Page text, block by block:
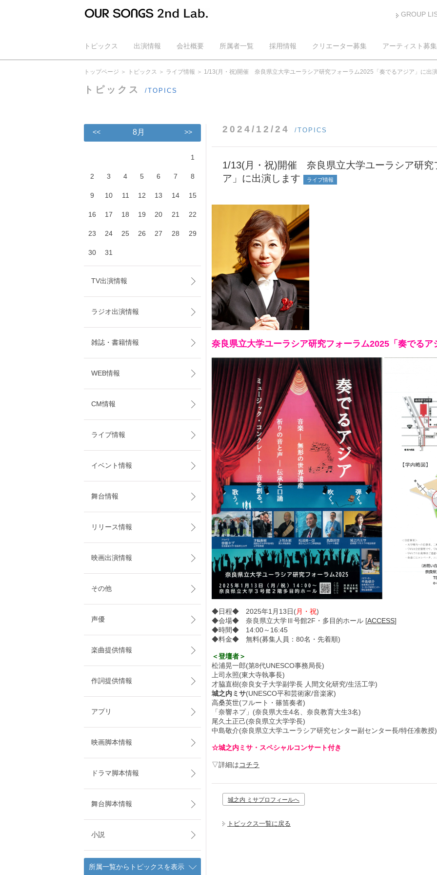
GROUP
トピックス 出演情報 会社概要 所属者一覧 採用情報 クリエーター募集
アーティスト募集
公式YouTube
トップページ トピックス ライブ情報 1/13(月・祝)開催 奈良県立大学ユーラシア研究フォーラム2025「奏でるアジア」に出
トピックス /TOPICS
2024/12/24 /TOPICS
1/13(月・祝)開催 奈良県立大学ユーラシア研究
ア」に出演します
ライブ情報
奈良県立大学ユーラシア研究フォーラム2025「奏でるア
◆日程◆ 2025年1月13日(月・祝)
◆会場◆ 奈良県立大学Ⅲ号館2F・多目的ホール [ACCESS]
◆時間◆ 14:00～16:45
◆料金◆ 無料(募集人員：80名・先着順)
＜登壇者＞
松浦晃一郎(第8代UNESCO事務局長)
上司永照(東大寺執事長)
才脇直樹(奈良女子大学副学長 人間文化研究/生活工学)
城之内ミサ(UNESCO平和芸術家/音楽家)
高桑英世(フルート・篠笛奏者)
「奈響ネプ」(奈良県大生4名、奈良教育大生3名)
尾久土正己(奈良県立大学学長)
中島敬介(奈良県立大学ユーラシア研究センター副センター長/特任准教授)
☆城之内ミサ・スペシャルコンサート付き
▽詳細はコチラ
城之内 ミサプロフィールへ
トピックス一覧に戻る
<< 8月 >>
1
2 3 4 5 6 7 8
9 10 11 12 13 14 15
16 17 18 19 20 21 22
23 24 25 26 27 28 29
30 31
TV出演情報
ラジオ出演情報
雑誌・書籍情報
WEB情報
CM情報
ライブ情報
イベント情報
舞台情報
リリース情報
映画出演情報
その他
声優
楽曲提供情報
作詞提供情報
アプリ
映画脚本情報
ドラマ脚本情報
舞台脚本情報
小説
所属一覧からトピックスを表示